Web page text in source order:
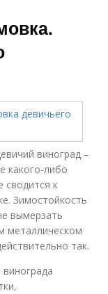
виноград –
какого-либо
сводится к
Зимостойкость
вымерзать
металлическом
так.